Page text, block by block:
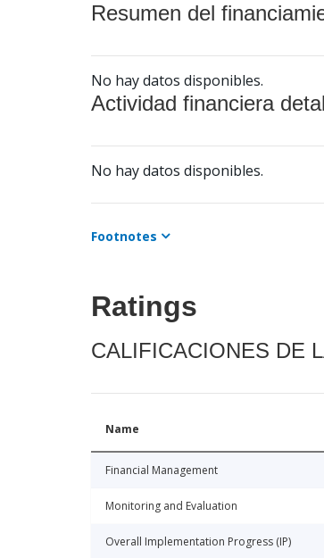
Resumen del
No hay datos disponibles.
Actividad financiera
No hay datos disponibles.
Footnotes
Ratings
CALIFICACIONES DE
Name
Financial Management
Monitoring and Evaluation
Overall Implementation Progress (IP)